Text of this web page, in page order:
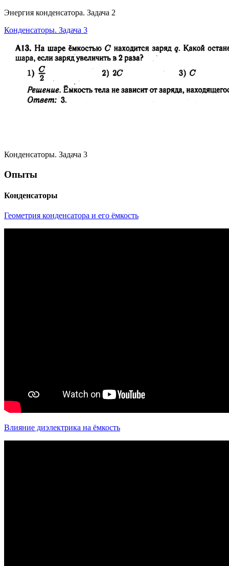
Энергия конденсатора. Задача 2
Конденсаторы. Задача 3
Конденсаторы. Задача 3
Опыты
Конденсаторы
Геометрия конденсатора и его ёмкость
Влияние диэлектрика на ёмкость